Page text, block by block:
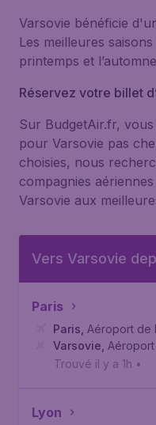
Varsovie bénéficie
Les meilleures
printemps et
Réservez votre billet
Sur BudgetAir.fr,
pour Varsovie pas
choisies, nous
compagnies
Varsovie aux
Vers Varsovie
Paris
Paris Aéroport de
Varsovie
Trouvé il y a 1h •
Lyon